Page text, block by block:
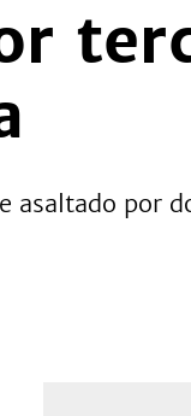
asaltado por